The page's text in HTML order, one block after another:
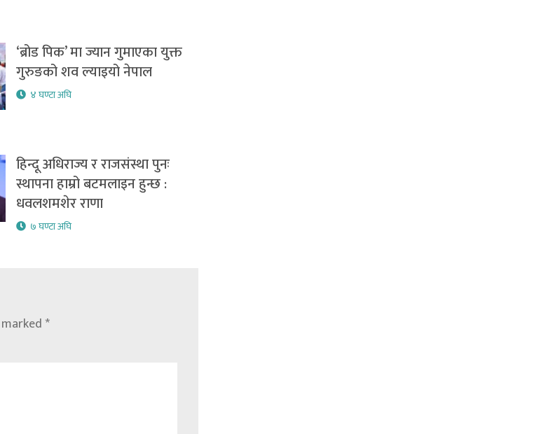
‘ब्रोड पिक’ मा ज्यान गुमाएका युक्त
गुरुङको शव ल्याइयो नेपाल
४ घण्टा अघि
हिन्दू अधिराज्य र राजसंस्था पुनः
स्थापना हाम्रो बटमलाइन हुन्छ :
धवलशमशेर राणा
७ घण्टा अघि
*